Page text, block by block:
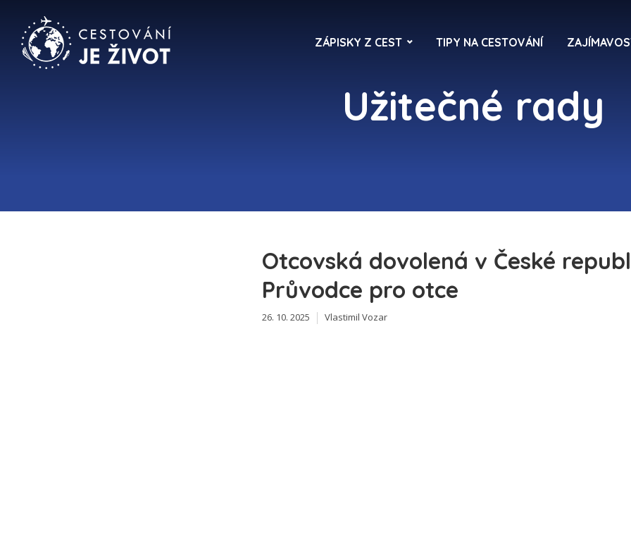
ZÁPISKY Z CEST TIPY NA CESTOVÁNÍ
Užitečné rady
Otcovská dovolená v České
Průvodce pro otce
26. 10. 2025 Vlastimil Vozar